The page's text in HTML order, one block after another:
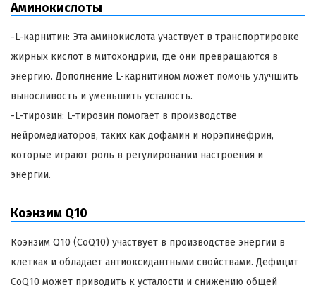
Аминокислоты
-L-карнитин: Эта аминокислота участвует в транспортировке
жирных кислот в митохондрии, где они превращаются в
энергию. Дополнение L-карнитином может помочь улучшить
выносливость и уменьшить усталость.
-L-тирозин: L-тирозин помогает в производстве
нейромедиаторов, таких как дофамин и норэпинефрин,
которые играют роль в регулировании настроения и
энергии.
Коэнзим Q10
Коэнзим Q10 (CoQ10) участвует в производстве энергии в
клетках и обладает антиоксидантными свойствами. Дефицит
CoQ10 может приводить к усталости и снижению общей